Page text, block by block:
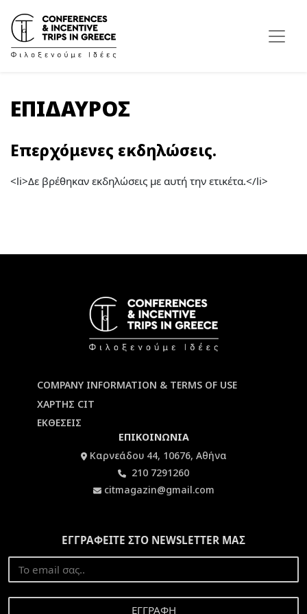
ΕΠΙΔΑΥΡΟΣ
Επερχόμενες εκδηλώσεις.
<li>Δε βρέθηκαν εκδηλώσεις με αυτή την ετικέτα.</li>
COMPANY INFORMATION & TERMS OF USE
ΧΑΡΤΗΣ CIT
ΕΚΘΕΣΕΙΣ
ΕΠΙΚΟΙΝΩΝΙΑ
Καρνεάδου 44, 10676, Αθήνα
210 7291260
citmagazin@gmail.com
ΕΓΓΡΑΦΕΙΤΕ ΣΤΟ NEWSLETTER ΜΑΣ